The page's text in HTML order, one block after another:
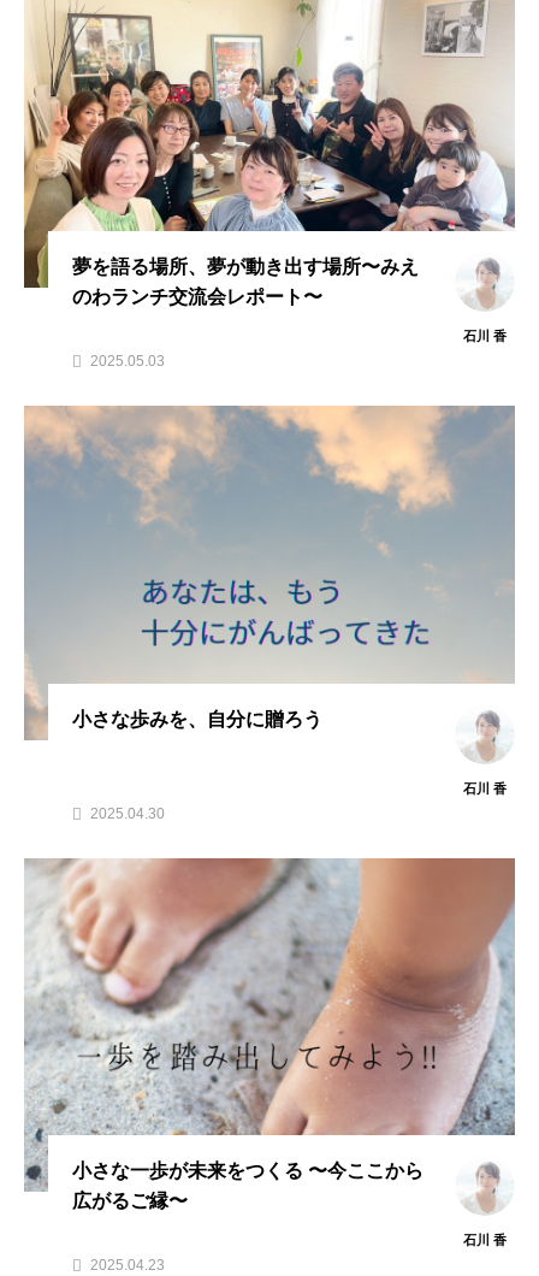
夢を語る場所、夢が動き出す場所〜みえ
のわランチ交流会レポート〜
石川 香
2025.05.03
小さな歩みを、自分に贈ろう
石川 香
2025.04.30
小さな一歩が未来をつくる 〜今ここから
広がるご縁〜
石川 香
2025.04.23